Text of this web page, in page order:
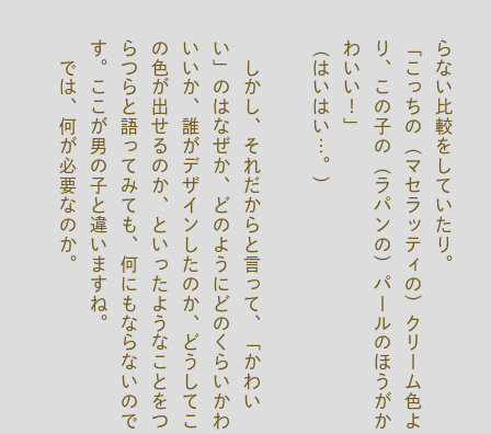
ら
。
「
こ
っ
ち
の
（
マ
セ
ラ
ッ
テ
ィ
の
）
ク
リ
ー
ム
色
よ
り
、
こ
の
子
の
（
ラ
パ
ン
の
）
パ
ー
ル
の
ほ
う
が
か
わ
い
い
！
」
（はいはい…。）
し
か
し
、
そ
れ
だ
か
ら
と
言
っ
て
、
「
か
わ
い
い
」
の
は
な
ぜ
か
、
ど
の
よ
う
に
ど
の
く
ら
い
か
わ
い
い
か
、
誰
が
デ
ザ
イ
ン
し
た
の
か
、
ど
う
し
て
こ
の
色
が
出
せ
る
の
か
、
と
い
っ
た
よ
う
な
こ
と
を
つ
ら
つ
ら
と
語
っ
て
み
て
も
、
何
に
も
な
ら
な
い
の
で
す
。
こ
こ
が
男
の
子
と
違
い
ま
す
ね
。
では、何が必要なのか。